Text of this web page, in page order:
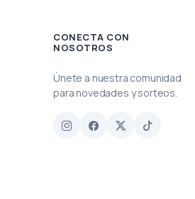
CONECTA CON
NOSOTROS
Únete a nuestra comunidad
para novedades y sorteos.